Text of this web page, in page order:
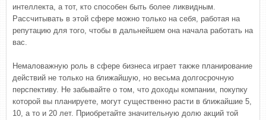
интеллекта, а тот, кто способен быть более ликвидным.
Рассчитывать в этой сфере можно только на себя, работая на
репутацию для того, чтобы в дальнейшем она начала работать на
вас.
Немаловажную роль в сфере бизнеса играет также планирование
действий не только на ближайшую, но весьма долгосрочную
перспективу. Не забывайте о том, что доходы компании, покупку
которой вы планируете, могут существенно расти в ближайшие 5,
10, а то и 20 лет. Приобретайте значительную долю акций той